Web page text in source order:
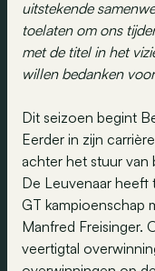
uitstekende
toelaten om ons
met de titel in het
willen bedanken
Dit seizoen begint
Eerder in zijn
achter het stuur van
De Leuvenaar heeft
GT kampioenschap
Manfred Freisinger.
veertigtal